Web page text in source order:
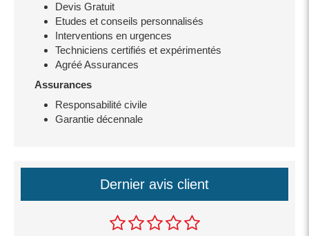
Devis Gratuit
Etudes et conseils personnalisés
Interventions en urgences
Techniciens certifiés et expérimentés
Agréé Assurances
Assurances
Responsabilité civile
Garantie décennale
Dernier avis client